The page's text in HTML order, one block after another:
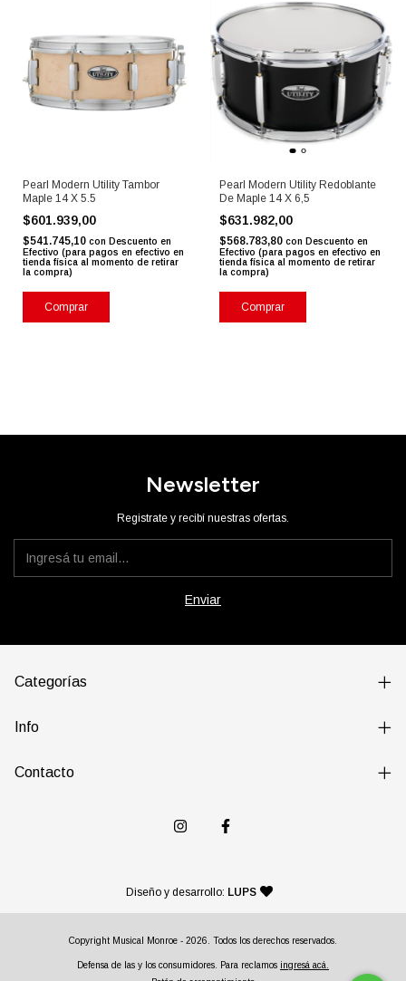
Pearl Modern Utility Tambor
Maple 14 X 5.5
$601.939,00
$541.745,10 con Descuento en
Efectivo (para pagos en efectivo en
tienda física al momento de retirar
la compra)
Pearl Modern Utility Redoblante
De Maple 14 X 6,5
$631.982,00
$568.783,80 con Descuento en
Efectivo (para pagos en efectivo en
tienda física al momento de retirar
la compra)
Newsletter
Registrate y recibí nuestras ofertas.
Categorías
Info
Contacto
Diseño y desarrollo: LUPS — agencia de diseño y
Copyright Musical Monroe - 2026. Todos los derechos reservados.
Defensa de las y los consumidores. Para reclamos ingresá acá.